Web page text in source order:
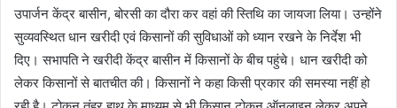
उपार्जन केंद्र बासीन, बोरसी का दौरा कर वहां की स्तिथि का जायजा लिया। उन्होंने
सुव्यवस्थित धान खरीदी एवं किसानों की सुविधाओं को ध्यान रखने के निर्देश भी
दिए। सभापति ने खरीदी केंद्र बासीन में किसानों के बीच पहुंचे। धान खरीदी को
लेकर किसानों से बातचीत की। किसानों ने कहा किसी प्रकार की समस्या नहीं हो